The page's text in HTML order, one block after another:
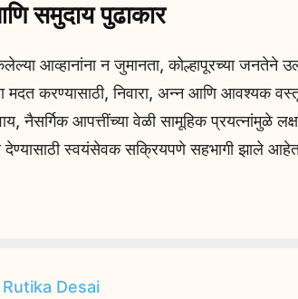
समुदाय पुढाकार
आव्हानांना न जुमानता, कोल्हापूरच्या
मदत करण्यासाठी, निवारा, अन्न आणि आवश्यक
नैसर्गिक आपत्तींच्या वेळी सामूहिक प्रयत्नांमुळे
देण्यासाठी स्वयंसेवक सक्रियपणे सहभागी झाले
Rutika Desai